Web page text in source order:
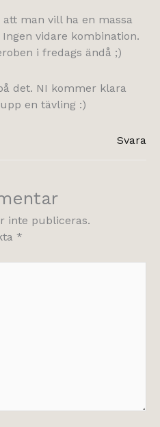
man vill ha en massa
vidare kombination.
i fredags ändå ;)
det. NI kommer klara
en tävling :)
Svara
inte publiceras.
*